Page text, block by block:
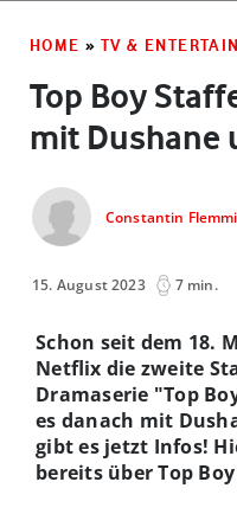
HOME » TV &
Top Boy
mit Dushane
Constantin
15. August 2023 7 min.
Schon seit dem 18.
Netflix die zweite
Dramaserie "Top
es danach mit
gibt es jetzt Infos!
bereits über Top